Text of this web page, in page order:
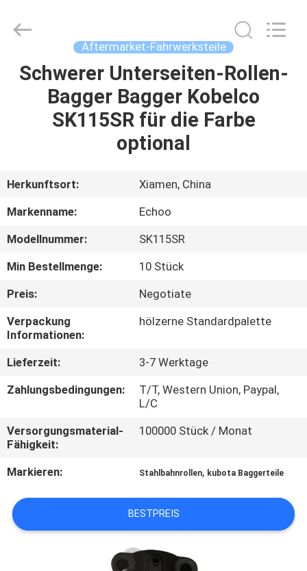
HAUS
PRODUKTE
UNS
AUSFLUG
QUALITÄTSKONTROLLE
NACHRICHTEN
FORDERN
ZITAT
SITEMAP
PRIVACY
POLICY
Rights
Aftermarket-Fahrwerksteile
Schwerer Unterseiten-Rollen-
Bagger Bagger Kobelco
SK115SR für die Farbe
optional
Herkunftsort:
Xiamen, China
Markenname:
Echoo
Modellnummer:
SK115SR
Min Bestellmenge:
10 Stück
Preis:
Negotiate
Verpackung
Informationen:
hölzerne Standardpalette
Lieferzeit:
3-7 Werktage
Zahlungsbedingungen:
T/T, Western Union, Paypal,
L/C
Versorgungsmaterial-
Fähigkeit:
100000 Stück / Monat
Markieren: Stahlbahnrollen, kubota Baggerteile
BESTPREIS